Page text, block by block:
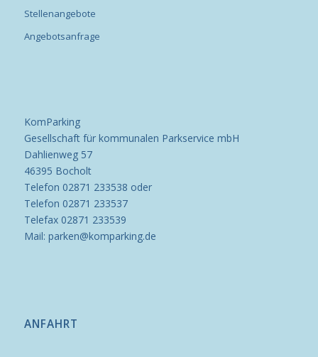
Stellenangebote
Angebotsanfrage
KomParking
Gesellschaft für kommunalen Parkservice mbH
Dahlienweg 57
46395 Bocholt
Telefon 02871 233538 oder
Telefon 02871 233537
Telefax 02871 233539
Mail: parken@komparking.de
ANFAHRT